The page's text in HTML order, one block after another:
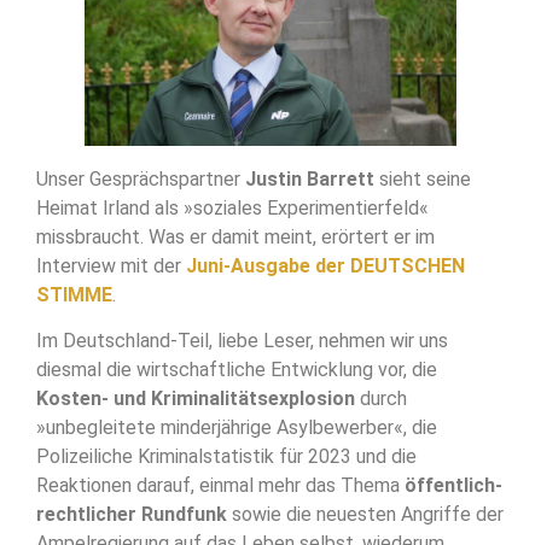
Unser Gesprächspartner Justin Barrett sieht seine
Heimat Irland als »soziales Experimentierfeld«
missbraucht. Was er damit meint, erörtert er im
Interview mit der Juni-Ausgabe der DEUTSCHEN
STIMME.
Im Deutschland-Teil, liebe Leser, nehmen wir uns
diesmal die wirtschaftliche Entwicklung vor, die
Kosten- und Kriminalitätsexplosion durch
»unbegleitete minderjährige Asylbewerber«, die
Polizeiliche Kriminalstatistik für 2023 und die
Reaktionen darauf, einmal mehr das Thema öffentlich-
rechtlicher Rundfunk sowie die neuesten Angriffe der